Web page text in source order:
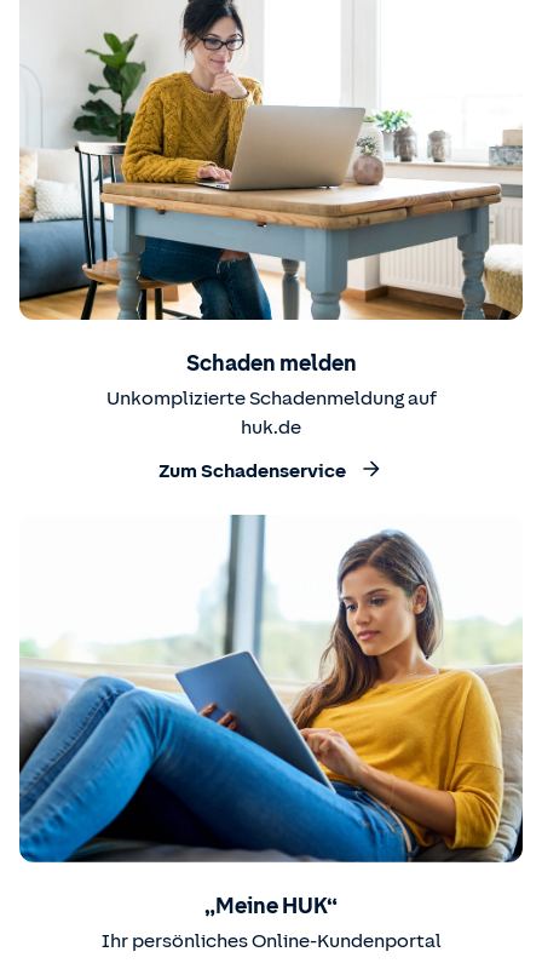
Schaden melden
Unkomplizierte Schadenmeldung auf
huk.de
Zum Schadenservice
„Meine HUK“
Ihr persönliches Online-Kundenportal